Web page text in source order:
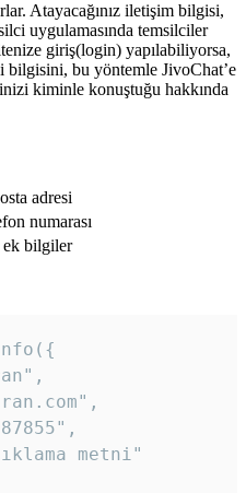
Atayacağınız iletişim bilgisi,
uygulamasında temsilciler
giriş(login) yapılabiliyorsa,
bilgisini, bu yöntemle JivoChat’e
kiminle konuştuğu hakkında
adresi
numarası
ek bilgiler
metni"